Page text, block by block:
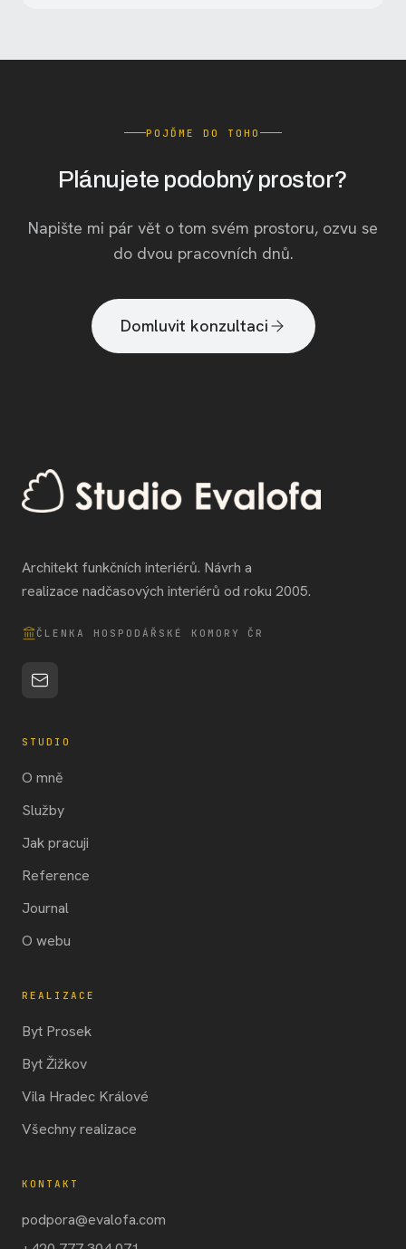
POJĎME DO TOHO
Plánujete podobný prostor?
Napište mi pár vět o tom svém prostoru, ozvu se
do dvou pracovních dnů.
Domluvit konzultaci
Architekt funkčních interiérů. Návrh a
realizace nadčasových interiérů od roku 2005.
ČLENKA HOSPODÁŘSKÉ KOMORY ČR
STUDIO
O mně
Služby
Jak pracuji
Reference
Journal
O webu
REALIZACE
Byt Prosek
Byt Žižkov
Vila Hradec Králové
Všechny realizace
KONTAKT
podpora@evalofa.com